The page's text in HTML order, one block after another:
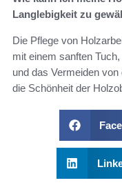
Langlebigkeit zu
Die Pflege von
mit einem sanften
und das Vermeiden
die Schönheit der